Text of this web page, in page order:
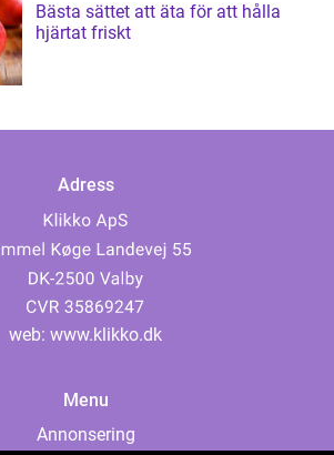
Bästa sättet att äta för att hålla
hjärtat friskt
Adress
web: www.klikko.dk
Menu
Annonsering